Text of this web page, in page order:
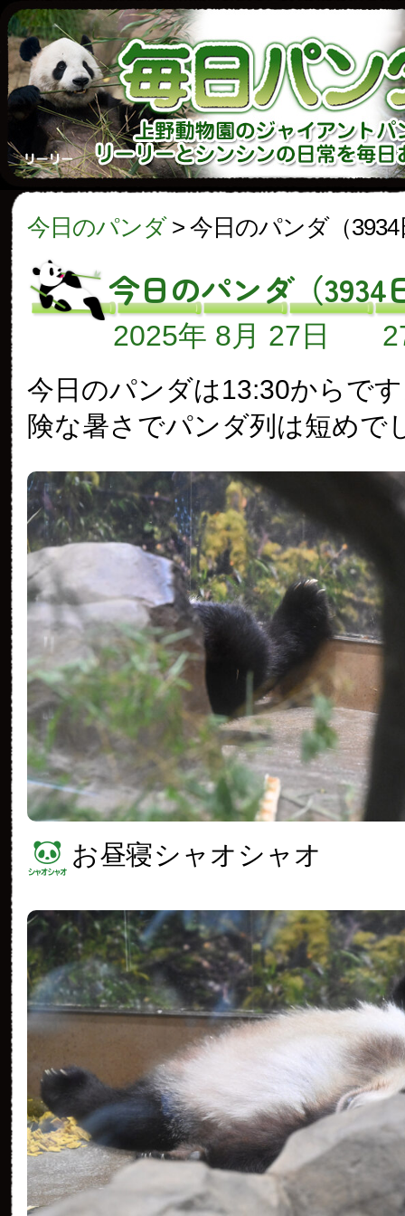
今日のパンダ> 今日のパンダ（3934
今日のパンダ（3934
2025年 8月 27日
今日のパンダは13:30からで
険な暑さでパンダ列は短めで
お昼寝シャオシャオ